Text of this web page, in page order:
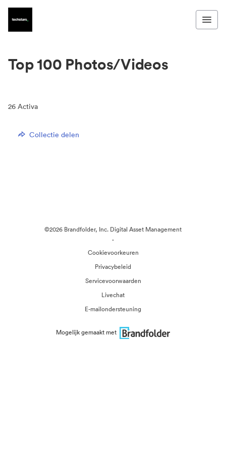
Top 100 Photos/Videos
26 Activa
Collectie delen
©2026 Brandfolder, Inc. Digital Asset Management
·
Cookievoorkeuren
Privacybeleid
Servicevoorwaarden
Livechat
E-mailondersteuning
Mogelijk gemaakt met